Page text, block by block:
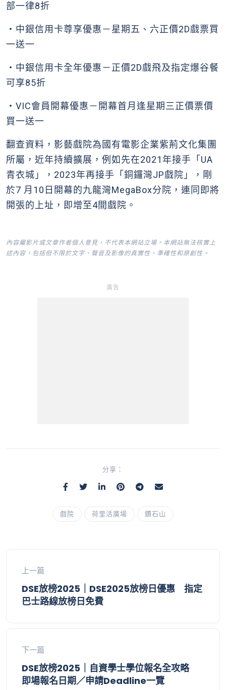
部一律8折
・中銀信用卡尊享優惠－星期五、六正價2D戲票買
一送一
・中銀信用卡全年優惠－正價2D戲飛及指定爆谷餐
可享85折
・VIC會員開幕優惠－開幕首月逢星期三正價票價
買一送一
翻查資料，影藝戲院為國有電影企業紫荊文化集團
所屬，近年持續擴展，例如先在2021年接手「UA
青衣城」，2023年再接手「銅鑼灣JP戲院」，剛
於7 月10日開幕的九龍灣MegaBox分院，連同即將
開張的上址，即增至4間戲院。
內容屬影片或文章作者個人意見，不代表本網站立場。本網站無法核實上
述內容，包括但不限於文字、聲音及影像的真實性、準確性和原創性。
廣告
分享：
戲院 荷里活廣場 鑽石山
上一篇
DSE放榜2025｜DSE2025放榜日優惠 指定
巴士路線放榜日免費
下一篇
DSE放榜2025｜自資學士學位報名全攻略
即場報名日期／申請Deadline一覽